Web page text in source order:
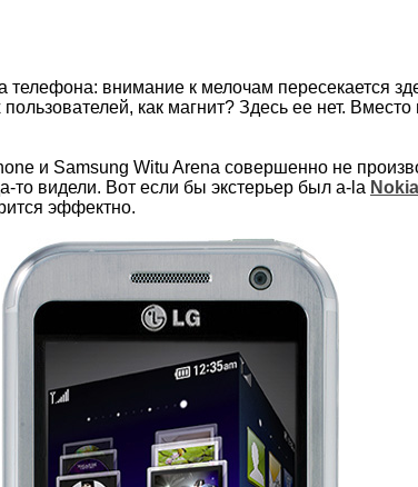
телефона: внимание к мелочам пересекается
как магнит? Здесь ее нет.
и Samsung Witu Arena совершенно не
то видели. Вот если бы экстерьер был a-la
эффектно.